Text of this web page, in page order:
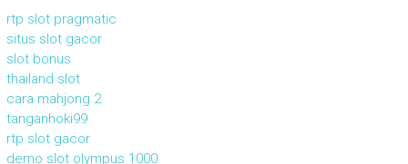
rtp slot pragmatic
situs slot gacor
slot bonus
thailand slot
cara mahjong 2
tanganhoki99
rtp slot gacor
demo slot olympus 1000